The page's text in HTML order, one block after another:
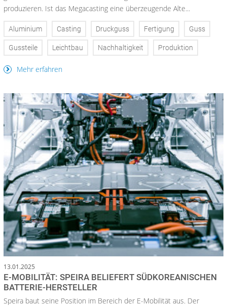
produzieren. Ist das Megacasting eine überzeugende Alte...
Aluminium Casting Druckguss Fertigung Guss
Gussteile Leichtbau Nachhaltigkeit Produktion
Mehr erfahren
13.01.2025
E-MOBILITÄT: SPEIRA BELIEFERT SÜDKOREANISCHEN
BATTERIE-HERSTELLER
Speira baut seine Position im Bereich der E-Mobilität aus. Der